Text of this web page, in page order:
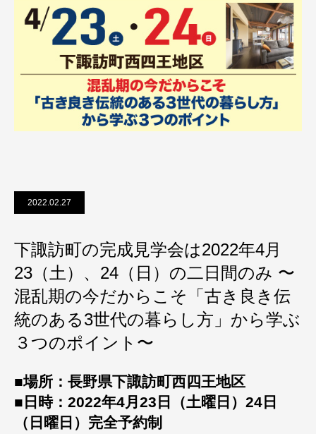
2022.02.27
下諏訪町の完成見学会は2022年4月
23（土）、24（日）の二日間のみ 〜
混乱期の今だからこそ「古き良き伝
統のある3世代の暮らし方」から学ぶ
３つのポイント〜
■場所：長野県下諏訪町西四王地区
■日時：2022年4月23日（土曜日）24日
（日曜日）完全予約制